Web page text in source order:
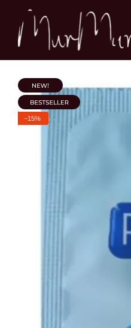
Перейти до основного контенту
−15%